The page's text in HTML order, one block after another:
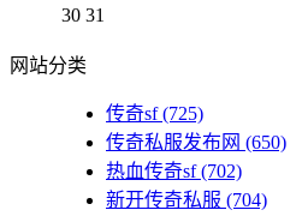
30 31
网站分类
传奇sf(725)
传奇私服发布网 (650)
热血传奇sf(702)
新开传奇私服 (704)